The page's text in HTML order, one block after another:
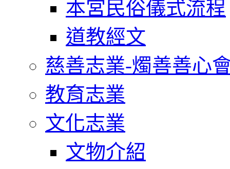
本宮民俗儀式流程
道教經文
慈善志業-燭善善心
教育志業
文化志業
文物介紹